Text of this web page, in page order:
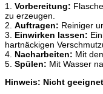
1. Vorbereitung:
zu erzeugen.
2. Auftragen: Reiniger
3. Einwirken lassen:
hartnäckigen
4. Nacharbeiten: Mit
5. Spülen: Mit Wasser
Hinweis: Nicht